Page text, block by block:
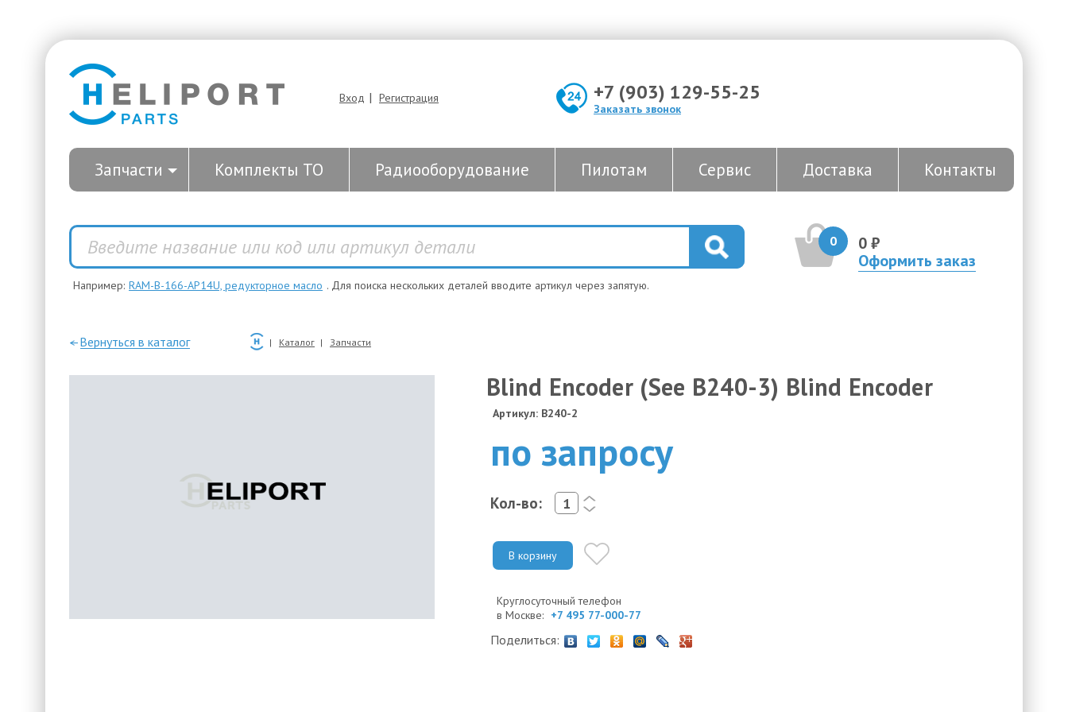
Вход | Регистрация +7 (903) 129-55-25
Заказать звонок
Запчасти Комплекты ТО Радиооборудование Пилотам Сервис Доставка Контакты
0
0 ₽
Оформить заказ
Например: RAM-B-166-AP14U, редукторное масло . Для поиска нескольких деталей вводите артикул через запятую.
—Вернуться в каталог Каталог Запчасти
Blind Encoder (See B240-3) Blind Encoder
Артикул: B240-2
по запросу
Кол-во:
<
>
В корзину
Круглосуточный телефон
в Москве: +7 495 77-000-77
Поделиться: